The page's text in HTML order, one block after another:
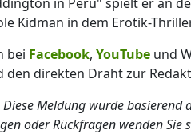
Kidman in dem Erotik-
bei Facebook, YouTube und
den direkten Draht zur
Meldung wurde basierend
oder Rückfragen wenden Sie